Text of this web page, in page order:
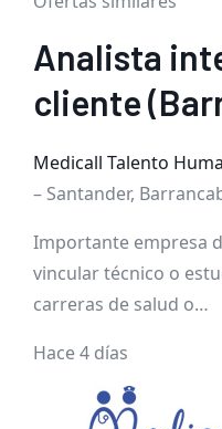
Analista
cliente
Medicall Talento
– Santander,
Importante empresa
vincular técnico o
carreras de salud o…
Hace 4 días